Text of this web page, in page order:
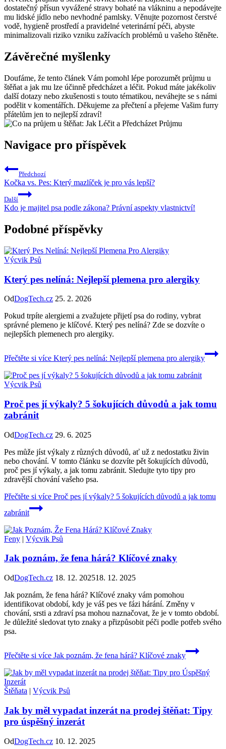
dostatečný přísun vyvážené stravy bohaté na vlákninu a nepodávejte
mu lidské jídlo nebo nevhodné pamlsky. Věnujte pozornost čerstvé
vodě, hygieně prostředí a pravidelné veterinární péči, abyste
minimalizovali riziko vzniku zažívacích problémů u vašeho štěněte.
Závěrečné myšlenky
Doufáme, že tento článek Vám pomohl lépe porozumět průjmu u
štěňat a jak mu lze účinně předcházet a léčit. Pokud máte jakékoliv
další dotazy nebo zkušenosti s touto tématikou, neváhejte se s námi
podělit v komentářích. Děkujeme za přečtení a přejeme Vašim furry
přátelům jen to nejlepší zdraví!
Navigace pro příspěvek
Předchozí
Kočka vs. Pes: Který mazlíček je pro vás lepší?
Další
Kdo je majitel psa podle zákona? Právní aspekty vlastnictví!
Podobné příspěvky
Výcvik Psů
Který pes nelíná: Nejlepší plemena pro alergiky
OdDogTech.cz 25. 2. 2026
Pokud trpíte alergiemi a zvažujete přijetí psa do rodiny, vybrat
správné plemeno je klíčové. Který pes nelíná? Zde se dozvíte o
nejlepších plemenech pro alergiky.
Přečtěte si více Který pes nelíná: Nejlepší plemena pro alergiky
Výcvik Psů
Proč pes jí výkaly? 5 šokujících důvodů a jak tomu
zabránit
OdDogTech.cz 29. 6. 2025
Pes může jíst výkaly z různých důvodů, ať už z nedostatku živin
nebo chování. V tomto článku se dozvíte pět šokujících důvodů,
proč pes jí výkaly, a jak tomu zabránit. Sledujte tyto tipy pro
zdravější chování vašeho psa.
Přečtěte si více Proč pes jí výkaly? 5 šokujících důvodů a jak tomu
zabránit
Feny | Výcvik Psů
Jak poznám, že fena hárá? Klíčové znaky
OdDogTech.cz 18. 12. 202518. 12. 2025
Jak poznám, že fena hárá? Klíčové znaky vám pomohou
identifikovat období, kdy je váš pes ve fázi hárání. Změny v
chování, srsti a zdraví psa mohou naznačovat, že je v tomto období.
Je důležité sledovat tyto znaky a přizpůsobit péči podle potřeb svého
psa.
Přečtěte si více Jak poznám, že fena hárá? Klíčové znaky
Štěňata | Výcvik Psů
Jak by měl vypadat inzerát na prodej štěňat: Tipy
pro úspěšný inzerát
OdDogTech.cz 10. 12. 2025